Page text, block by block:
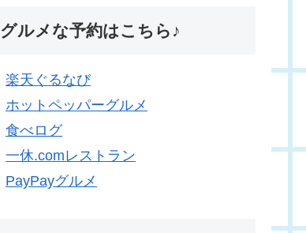
グルメな予約はこちら♪
楽天ぐるなび
ホットペッパーグルメ
食べログ
一休.comレストラン
PayPayグルメ